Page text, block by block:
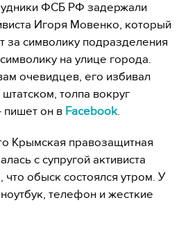
ФСБ РФ задержали
Игоря Мовенко, который
за символику подразделения
на улице города.
очевидцев, его избивал
толпа вокруг
пишет он в Facebook.
Крымская правозащитная
с супругой активиста
что обыск состоялся утром. У
телефон и жесткие